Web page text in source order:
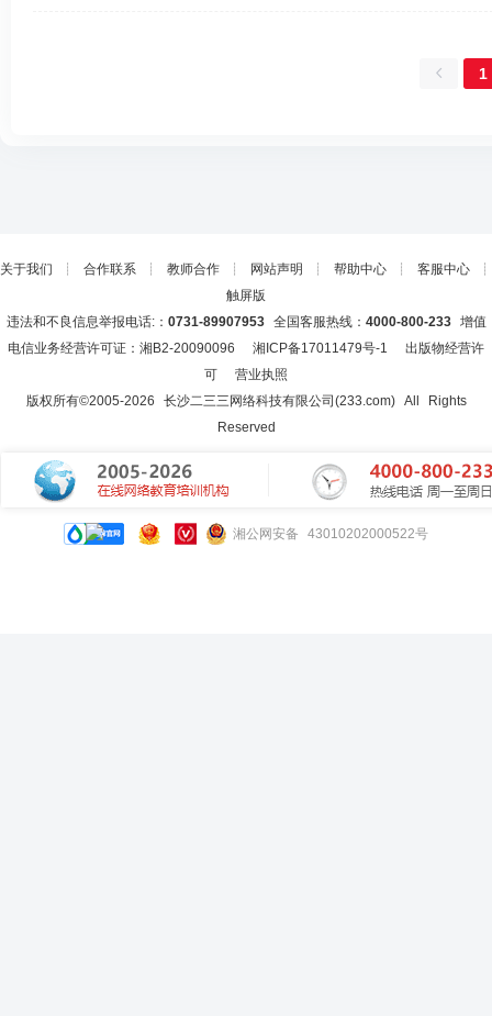
1
关于我们 ┊ 合作联系 ┊ 教师合作 ┊ 网站声明 ┊ 帮助中心 ┊ 客服中心 ┊
触屏版
违法和不良信息举报电话:： 0731-89907953全国客服热线： 4000-800-233增值
电信业务经营许可证：湘B2-20090096 湘ICP备17011479号-1
出版物经营许
可
营业执照
版权所有©2005-2026 长沙二三三网络科技有限公司(233.com)All Rights
Reserved
湘公网安备 43010202000522号